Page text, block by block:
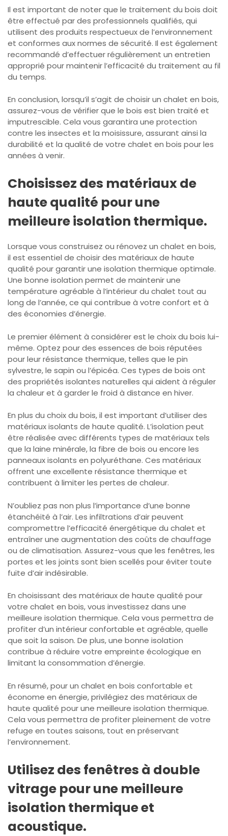
Il est important de noter que le traitement du bois doit
être effectué par des professionnels qualifiés, qui
utilisent des produits respectueux de l’environnement
et conformes aux normes de sécurité. Il est également
recommandé d’effectuer régulièrement un entretien
approprié pour maintenir l’efficacité du traitement au fil
du temps.
En conclusion, lorsqu’il s’agit de choisir un chalet en bois,
assurez-vous de vérifier que le bois est bien traité et
imputrescible. Cela vous garantira une protection
contre les insectes et la moisissure, assurant ainsi la
durabilité et la qualité de votre chalet en bois pour les
années à venir.
Choisissez des matériaux de
haute qualité pour une
meilleure isolation thermique.
Lorsque vous construisez ou rénovez un chalet en bois,
il est essentiel de choisir des matériaux de haute
qualité pour garantir une isolation thermique optimale.
Une bonne isolation permet de maintenir une
température agréable à l’intérieur du chalet tout au
long de l’année, ce qui contribue à votre confort et à
des économies d’énergie.
Le premier élément à considérer est le choix du bois lui-
même. Optez pour des essences de bois réputées
pour leur résistance thermique, telles que le pin
sylvestre, le sapin ou l’épicéa. Ces types de bois ont
des propriétés isolantes naturelles qui aident à réguler
la chaleur et à garder le froid à distance en hiver.
En plus du choix du bois, il est important d’utiliser des
matériaux isolants de haute qualité. L’isolation peut
être réalisée avec différents types de matériaux tels
que la laine minérale, la fibre de bois ou encore les
panneaux isolants en polyuréthane. Ces matériaux
offrent une excellente résistance thermique et
contribuent à limiter les pertes de chaleur.
N’oubliez pas non plus l’importance d’une bonne
étanchéité à l’air. Les infiltrations d’air peuvent
compromettre l’efficacité énergétique du chalet et
entraîner une augmentation des coûts de chauffage
ou de climatisation. Assurez-vous que les fenêtres, les
portes et les joints sont bien scellés pour éviter toute
fuite d’air indésirable.
En choisissant des matériaux de haute qualité pour
votre chalet en bois, vous investissez dans une
meilleure isolation thermique. Cela vous permettra de
profiter d’un intérieur confortable et agréable, quelle
que soit la saison. De plus, une bonne isolation
contribue à réduire votre empreinte écologique en
limitant la consommation d’énergie.
En résumé, pour un chalet en bois confortable et
économe en énergie, privilégiez des matériaux de
haute qualité pour une meilleure isolation thermique.
Cela vous permettra de profiter pleinement de votre
refuge en toutes saisons, tout en préservant
l’environnement.
Utilisez des fenêtres à double
vitrage pour une meilleure
isolation thermique et
acoustique.